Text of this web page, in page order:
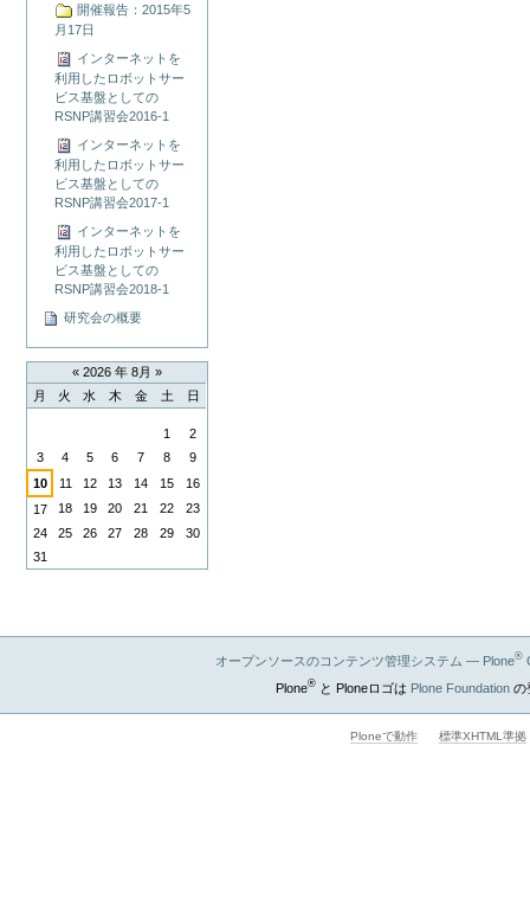
開催報告：2015年5
月17日
インターネットを
利用したロボットサー
ビス基盤としての
RSNP講習会2016-1
インターネットを
利用したロボットサー
ビス基盤としての
RSNP講習会2017-1
インターネットを
利用したロボットサー
ビス基盤としての
RSNP講習会2018-1
研究会の概要
« 2026 年 8月»
月 火 水 木 金 土 日
1
2
3
4 5 6 7 8
9
10
11 12 13 14 15
16
17
18 19 20 21 22
23
24
25 26 27 28 29
30
31
オープンソースのコンテンツ管理システム — Plone®
Plone® と Ploneロゴは Plone Foundation の
Ploneで動作 標準XHTML準拠